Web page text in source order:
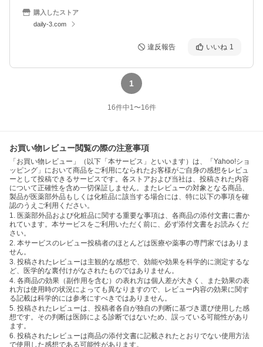
購入したストア
daily-3.com
違反報告 いいね 1
1
16件中1〜16件
お買い物レビュー閲覧の際の注意事項
「お買い物レビュー」（以下「本サービス」といいます）は、「Yahoo!ショ
ッピング」において商品をご利用になられたお客様がご自身の感想をレビュ
ーとして投稿できるサービスです。各ストアおよび当社は、投稿された内容
について正確性を含め一切保証しません。またレビューの対象となる商品、
製品が医薬部外品もしくは化粧品に該当する場合には、特に以下の事項を確
認のうえご利用ください。
1. 医薬部外品および化粧品に関する重要な事項は、各商品の添付文書に書か
れています。本サービスをご利用いただく前に、必ず添付文書をお読みくだ
さい。
2. 本サービスのレビュー投稿者のほとんどは医療や薬事の専門家ではありま
せん。
3. 投稿されたレビューは主観的な感想で、効能や効果を科学的に測定するな
ど、医学的な裏付けがなされたものではありません。
4. 各商品の効果（副作用を含む）の表れ方は個人差が大きく、また効果の表
れ方は使用時の状況によっても異なりますので、レビュー内容の効果に関す
る記載は科学的には参考にすべきではありません。
5. 投稿されたレビューは、投稿者各自が独自の判断に基づき選び使用した感
想です。その判断は医師による診断ではないため、誤っている可能性があり
ます。
6. 投稿されたレビューは商品の添付文書に記載されたとおりでない使用方法
で使用した感想である可能性があります。